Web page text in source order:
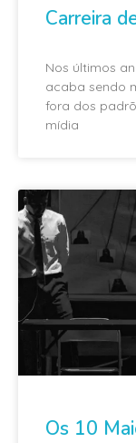
Carreira
Nos últimos
acaba sendo
fora dos
mídia
Os 10